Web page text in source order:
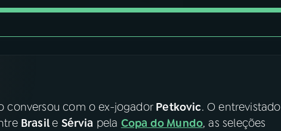
conversou com o ex-jogador Petkovic. O entrevistado
Brasile Sérvia pela Copa do Mundo, as seleções